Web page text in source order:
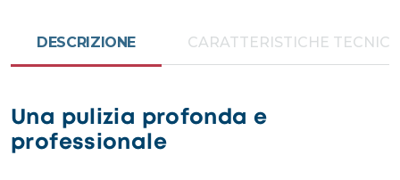
DESCRIZIONE CARATTERISTICHE
Una pulizia profonda e
professionale